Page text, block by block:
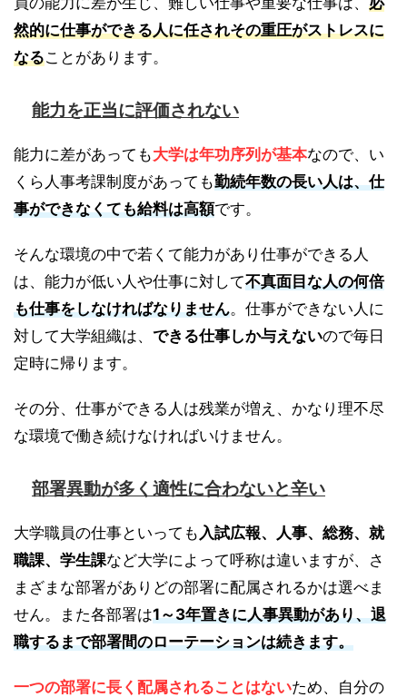
然的に仕事ができる人に任されその重圧がストレスに
なることがあります。
能力を正当に評価されない
能力に差があっても大学は年功序列が基本なので、い
くら人事考課制度があっても勤続年数の長い人は、仕
事ができなくても給料は高額です。
そんな環境の中で若くて能力があり仕事ができる人
は、能力が低い人や仕事に対して不真面目な人の何倍
も仕事をしなければなりません。仕事ができない人に
対して大学組織は、 できる仕事しか与えないので毎日
定時に帰ります。
その分、仕事ができる人は残業が増え、かなり理不尽
な環境で働き続けなければいけません。
部署異動が多く適性に合わないと辛い
大学職員の仕事といっても 入試広報、人事、総務、就
職課、学生課など大学によって呼称は違いますが、さ
まざまな部署がありどの部署に配属されるかは選べま
せん。また各部署は1～3年置きに人事異動があり、退
職するまで部署間のローテーションは続きます。
一つの部署に長く配属されることはないため、自分の